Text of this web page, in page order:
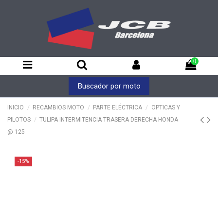
0
Buscador por moto
INICIO RECAMBIOS MOTO PARTE ELÉCTRICA
OPTICAS Y
PILOTOS
TULIPA INTERMITENCIA TRASERA DERECHA HONDA
@ 125
-15%